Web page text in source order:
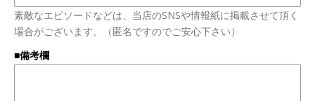
素敵なエピソードなどは、当店のSNSや情報紙に掲載させて頂く
場合がございます。（匿名ですのでご安心下さい）
■備考欄